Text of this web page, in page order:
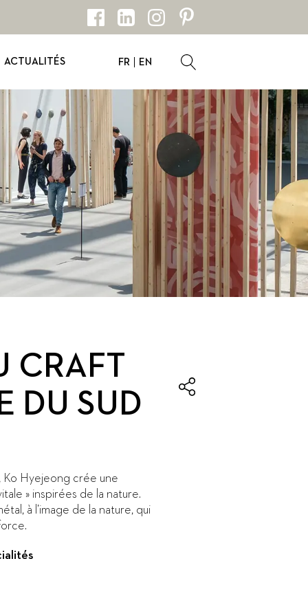
ACTUALITÉS FR EN
CRAFT
DU SUD
Ko Hyejeong crée une
» inspirées de la nature.
à l’image de la nature, qui